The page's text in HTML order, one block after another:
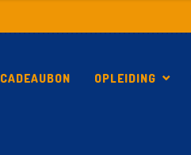
CADEAUBON OPLEIDING